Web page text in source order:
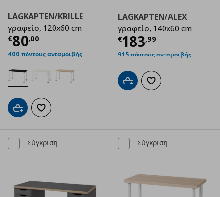
LAGKAPTEN/KRILLE
γραφείο, 120x60 cm
€80,00
Τρέχουσα τιμή € 80,00
400 πόντους ανταμοιβής
Προσθήκη στο καλάθι
Προσθήκη στα αγαπημένα
LAGKAPTEN/ALEX
γραφείο, 140x60 cm
€183,99
Τρέχουσα
915 πόντους ανταμοιβής
Προσθήκη στο καλάθι
Προσθήκη στα
Σύγκριση Σύγκριση